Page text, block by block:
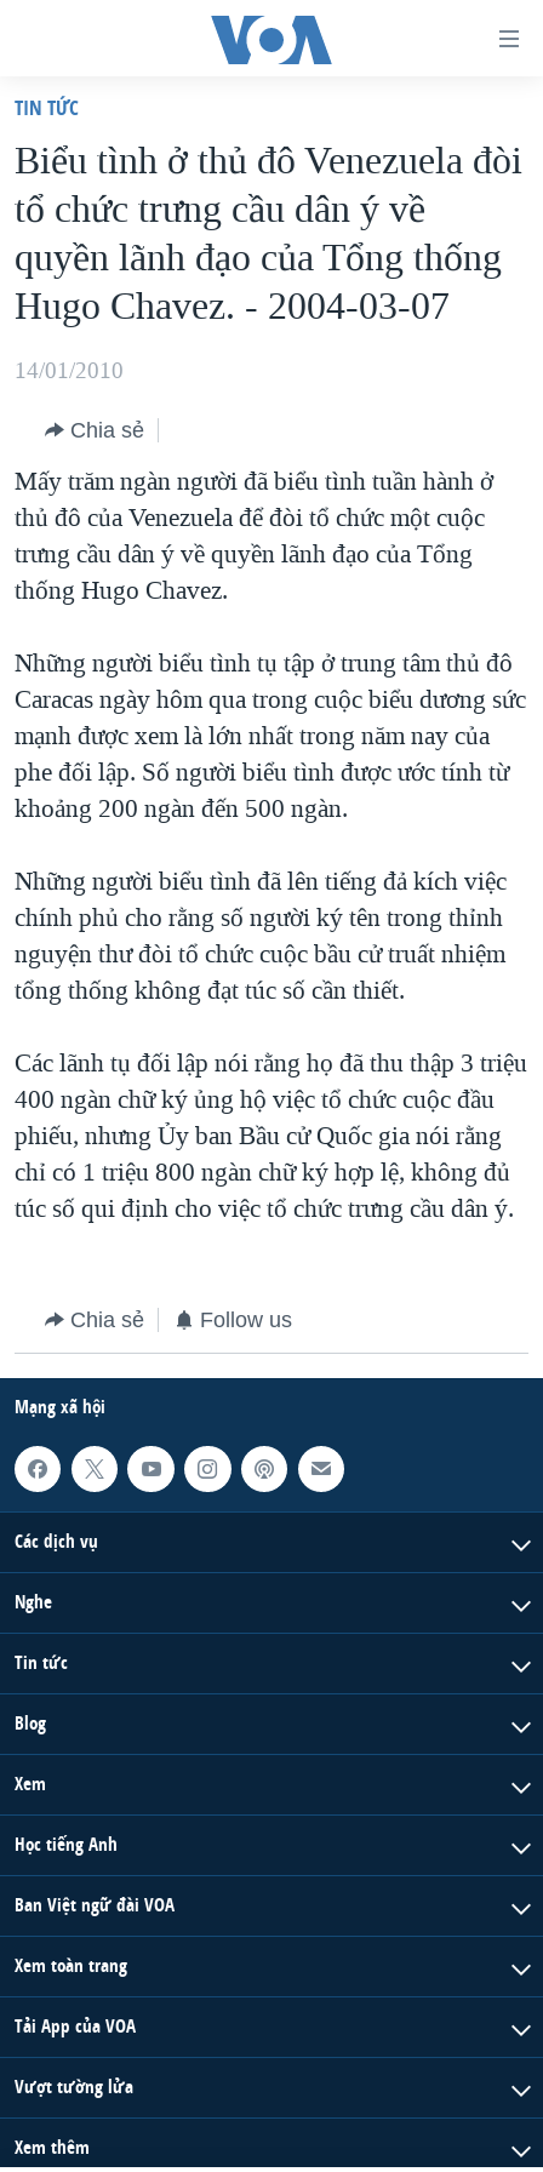
truy
cập
Tới
nội
dung
chính
Tới
hướng
chính
Đi
"Tìm"
VIỆT NAM
HOA KỲ
BIỂN ĐÔNG
THẾ GIỚI
MỤC
TỰ DO BÁO CHÍ
VẠCH TRẦN TIN GIẢ
NGƯỜI VIỆT HẢI NGOẠI
KINH TẾ
KHOA HỌC
SỨC KHOẺ
VĂN HOÁ
GIÁO DỤC
CHUYÊN ĐỀ
CHIẾN TRANH THƯƠNG MẠI CỦA MỸ: QUÁ KHỨ VÀ HIỆN
TẠI
HÀNH TRÌNH BẦU CỬ 2024
GIẢI MÃ VÀNH ĐAI & CON ĐƯỜNG
NGÀY TỊ NẠN THẾ GIỚI
TRỊNH VĨNH BÌNH - NGƯỜI HẠ 'BÊN THẮNG CUỘC'
GROUND ZERO – XƯA VÀ NAY
CÁC GIÁ TRỊ CỘNG HÒA Ở VIỆT NAM
THƯỢNG ĐỈNH TRUMP-KIM TẠI VIỆT NAM
TRỊNH VĨNH BÌNH VS. CHÍNH PHỦ VIỆT NAM
BÊN KIA QUỐC LỘ: TIẾNG VỌNG TỪ NÔNG THÔN MỸ
QUAN HỆ VIỆT MỸ
HỌC TIẾNG ANH
VIDEO
NGHE
MẠNG XÃ HỘI
Ngôn ngữ khác
TIN TỨC
Biểu tình ở thủ đô Venezuela đòi
tổ chức trưng cầu dân ý về
quyền lãnh đạo của Tổng thống
Hugo Chavez. - 2004-03-07
14/01/2010
Chia sẻ
Mấy trăm ngàn người đã biểu tình tuần hành ở
thủ đô của Venezuela để đòi tổ chức một cuộc
trưng cầu dân ý về quyền lãnh đạo của Tổng
thống Hugo Chavez.
Những người biểu tình tụ tập ở trung tâm thủ đô
Caracas ngày hôm qua trong cuộc biểu dương sức
mạnh được xem là lớn nhất trong năm nay của
phe đối lập. Số người biểu tình được ước tính từ
khoảng 200 ngàn đến 500 ngàn.
Những người biểu tình đã lên tiếng đả kích việc
chính phủ cho rằng số người ký tên trong thỉnh
nguyện thư đòi tổ chức cuộc bầu cử truất nhiệm
tổng thống không đạt túc số cần thiết.
Các lãnh tụ đối lập nói rằng họ đã thu thập 3 triệu
400 ngàn chữ ký ủng hộ việc tổ chức cuộc đầu
phiếu, nhưng Ủy ban Bầu cử Quốc gia nói rằng
chỉ có 1 triệu 800 ngàn chữ ký hợp lệ, không đủ
túc số qui định cho việc tổ chức trưng cầu dân ý.
Chia sẻ Follow us
Mạng xã hội
Các dịch vụ
Nghe
Tin tức
Blog
Xem
Học tiếng Anh
Ban Việt ngữ đài VOA
Xem toàn trang
Tải App của VOA
Vượt tường lửa
Xem thêm